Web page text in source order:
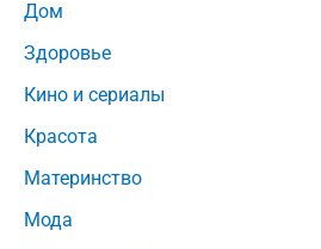
Дом
Здоровье
Кино и сериалы
Красота
Материнство
Мода